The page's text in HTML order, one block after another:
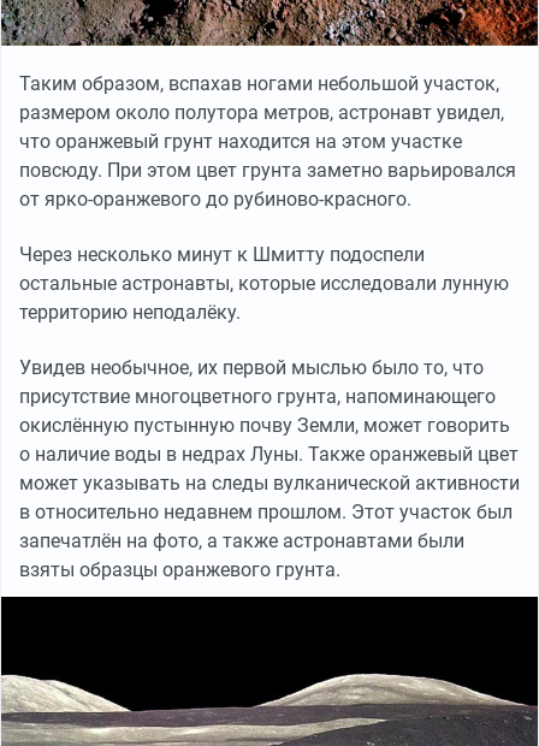
Таким образом, вспахав ногами небольшой участок,
размером около полутора метров, астронавт увидел,
что оранжевый грунт находится на этом участке
повсюду. При этом цвет грунта заметно варьировался
от ярко-оранжевого до рубиново-красного.
Через несколько минут к Шмитту подоспели
остальные астронавты, которые исследовали лунную
территорию неподалёку.
Увидев необычное, их первой мыслью было то, что
присутствие многоцветного грунта, напоминающего
окислённую пустынную почву Земли, может говорить
о наличие воды в недрах Луны. Также оранжевый цвет
может указывать на следы вулканической активности
в относительно недавнем прошлом. Этот участок был
запечатлён на фото, а также астронавтами были
взяты образцы оранжевого грунта.